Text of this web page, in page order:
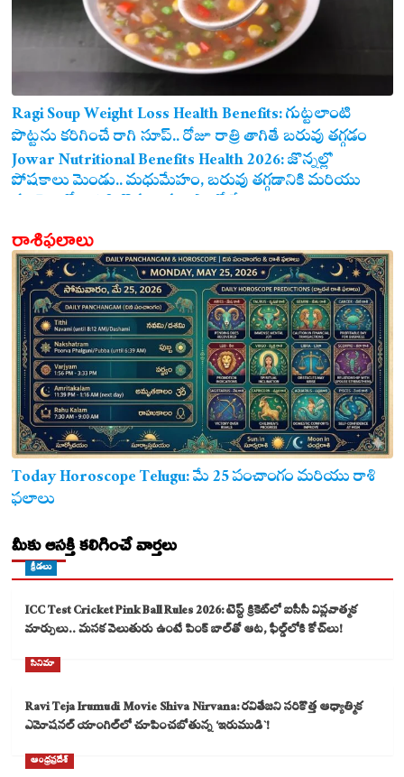
Ragi Soup Weight Loss Health Benefits: గుట్టలాంటి
పొట్టను కరిగించే రాగి సూప్.. రోజూ రాత్రి తాగితే బరువు తగ్గడం
ఖాయం!
Jowar Nutritional Benefits Health 2026: జొన్నల్లో
పోషకాలు మెండు.. మధుమేహం, బరువు తగ్గడానికి మరియు
గుండె ఆరోగ్యానికి జొన్న అన్నం ఎంతో మేలు!
రాశిఫలాలు
Today Horoscope Telugu: మే 25 పంచాంగం మరియు రాశి
ఫలాలు
మీకు ఆసక్తి కలిగించే వార్తలు
క్రీడలు
ICC Test Cricket Pink Ball Rules 2026: టెస్ట్ క్రికెట్‌లో ఐసీసీ విప్లవాత్మక
మార్పులు.. మసక వెలుతురు ఉంటే పింక్ బాల్‌తో ఆట, ఫీల్డ్‌లోకి కోచ్‌లు!
సినిమా
Ravi Teja Irumudi Movie Shiva Nirvana: రవితేజని సరికొత్త ఆధ్యాత్మిక
ఎమోషనల్ యాంగిల్‌లో చూపించబోతున్న ‘ఇరుముడి`!
ఆంధ్రప్రదేశ్